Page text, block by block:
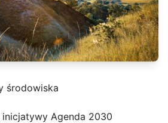
środowiska
Agenda 2030